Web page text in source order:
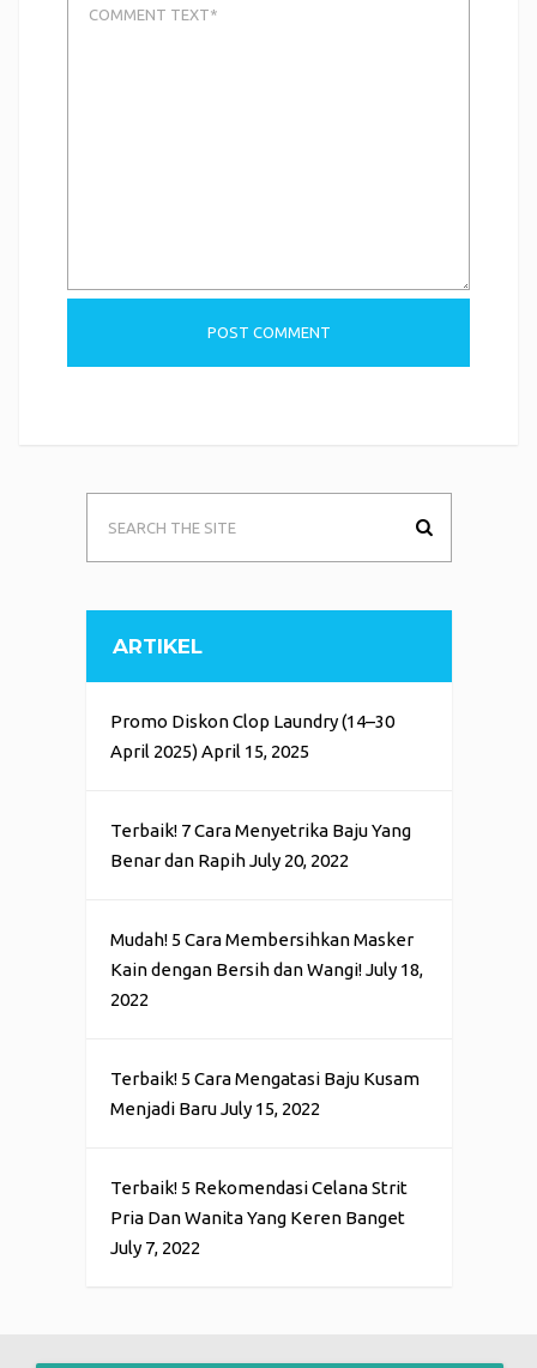
ARTIKEL
Promo Diskon Clop Laundry (14–30
April 2025) April 15, 2025
Terbaik! 7 Cara Menyetrika Baju Yang
Benar dan Rapih July 20, 2022
Mudah! 5 Cara Membersihkan Masker
Kain dengan Bersih dan Wangi! July 18,
2022
Terbaik! 5 Cara Mengatasi Baju Kusam
Menjadi Baru July 15, 2022
Terbaik! 5 Rekomendasi Celana Strit
Pria Dan Wanita Yang Keren Banget
July 7, 2022